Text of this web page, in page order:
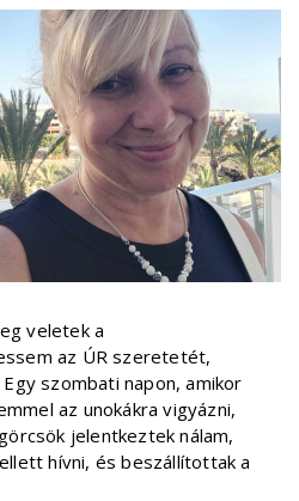
veletek a
az ÚR szeretetét,
szombati napon, amikor
az unokákra vigyázni,
jelentkeztek nálam,
hívni, és beszállítottak a